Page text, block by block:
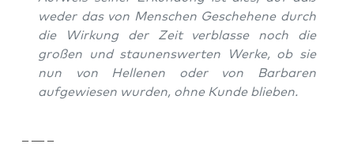
wed­er das von Men­schen Geschehene durch
die Wirkung der Zeit verblasse noch die
großen und staunenswerten Werke, ob sie
nun von Hel­lenen oder von Bar­baren
aufgewiesen wur­den, ohne Kunde blieben.
– — –